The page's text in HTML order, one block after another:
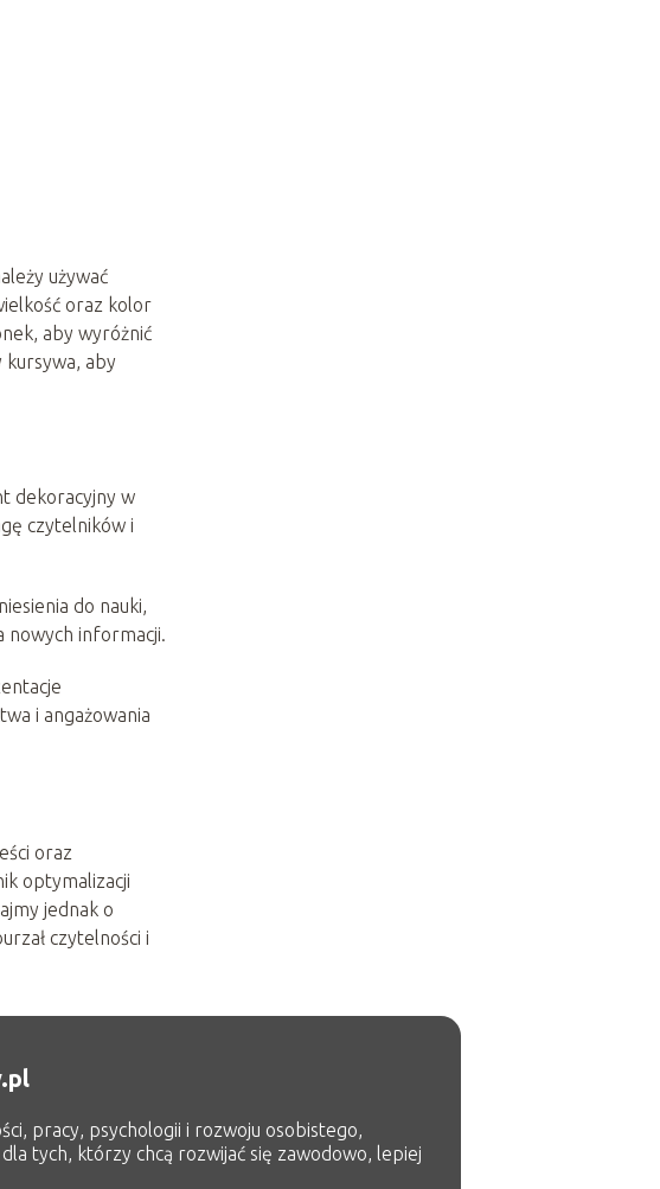
używać
oraz kolor
aby wyróżnić
aby
dekoracyjny w
czytelników i
do nauki,
informacji.
i angażowania
oraz
optymalizacji
jednak o
czytelności i
pracy, psychologii i rozwoju osobistego,
tych, którzy chcą rozwijać się zawodowo, lepiej